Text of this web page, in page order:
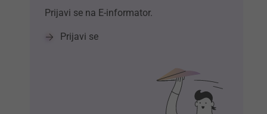
Prijavi se na E-informator.
Prijavi se